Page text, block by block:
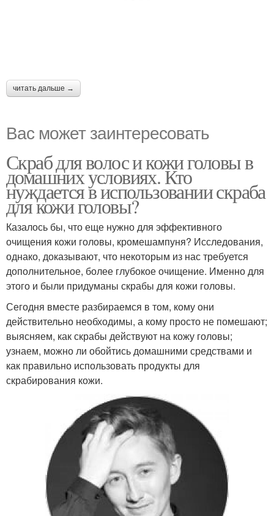
читать дальше →
Вас может заинтересовать
Скраб для волос и кожи головы в
домашних условиях. Кто
нуждается в использовании скраба
для кожи головы?
Казалось бы, что еще нужно для эффективного
очищения кожи головы, кромешампуня? Исследования,
однако, доказывают, что некоторым из нас требуется
дополнительное, более глубокое очищение. Именно для
этого и были придуманы скрабы для кожи головы.
Сегодня вместе разбираемся в том, кому они
действительно необходимы, а кому просто не помешают;
выясняем, как скрабы действуют на кожу головы;
узнаем, можно ли обойтись домашними средствами и
как правильно использовать продукты для
скрабирования кожи.